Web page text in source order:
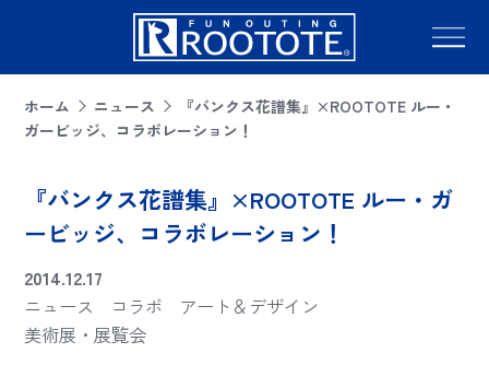
ホーム ニュース
『バンクス花譜集』×ROOTOTE ルー・
ガービッジ、コラボレーション！
『バンクス花譜集』×ROOTOTE ルー・ガ
ービッジ、コラボレーション！
2014.12.17
ニュース
コラボ
アート＆デザイン
美術展・展覧会